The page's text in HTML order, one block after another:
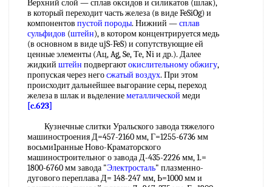
Верхний слой — сплав оксидов и силикатов (шлак),
в который переходит часть железа (в виде FeSiOg) и
компонентов пустой породы. Нижний —сплав
сульфидов (штейн), в котором концентрируется медь
(в основном в виде ujS-FeS) и сопутствующие ей
ценные элементы (Ац, Ag, Se, Те, Ni и др.). Далее
жидкий штейн подвергаютокислительному обжигу,
пропуская через негосжатый воздух. При этом
происходит дальнейшее выгорание серы, переход
железа в шлак и вьделениеметаллической меди
[c.623]
Кузнечные слитки Уральского завода тяжелого
машиностроения Д=457-2160 мм, Г=1255-6736 мм
восьми1ранные Ново-Краматорского
машиностроительног о завода Д-435-2226 мм, 1.=
1800-6760 мм завода "Электросталь" плазменно-
дугового переплава Д= 148-247 мм, Ь=1000 мм и